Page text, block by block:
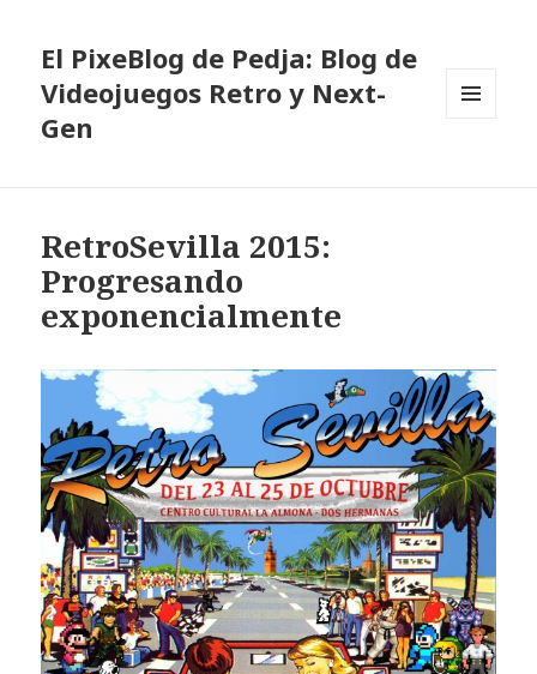
El PixeBlog de Pedja: Blog de
Videojuegos Retro y Next-
Gen
RetroSevilla 2015:
Progresando
exponencialmente